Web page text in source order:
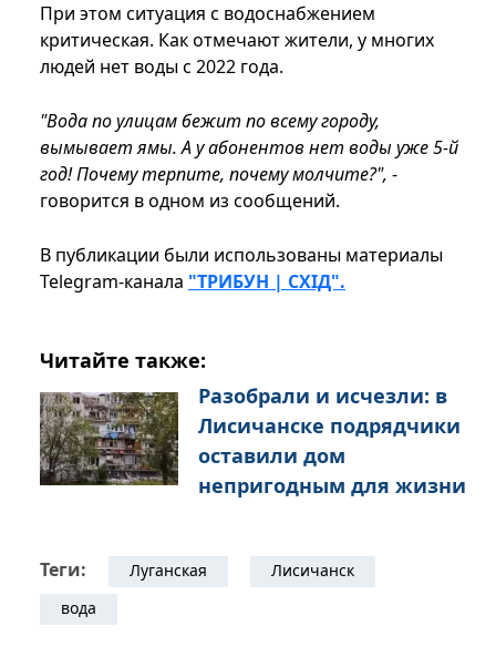
При этом ситуация с водоснабжением
критическая. Как отмечают жители, у многих
людей нет воды с 2022 года.
"Вода по улицам бежит по всему городу,
вымывает ямы. А у абонентов нет воды уже 5-й
год! Почему терпите, почему молчите?", -
говорится в одном из сообщений.
В публикации были использованы материалы
Telegram-канала "ТРИБУН | СХІД".
Читайте также:
Разобрали и исчезли: в
Лисичанске подрядчики
оставили дом
непригодным для жизни
Теги: Луганская
Лисичанск
вода